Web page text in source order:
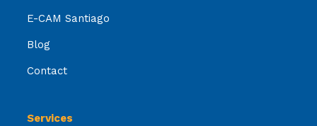
E-CAM Santiago
Blog
Contact
Services